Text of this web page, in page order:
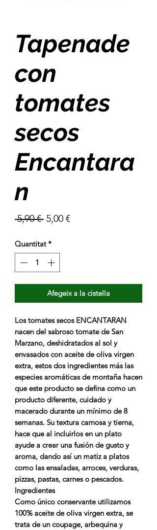
Tapenade
con
tomates
secos
Encantara
n
5,90 € Preu
5,00 €Preu
Quantitat *
Afegeix a la cistella
Los tomates secos ENCANTARAN
nacen del sabroso tomate de San
Marzano, deshidratados al sol y
envasados con aceite de oliva virgen
extra, estos dos ingredientes más las
especies aromáticas de montaña hacen
que este producto se defina como un
producto diferente, cuidado y
macerado durante un mínimo de 8
semanas. Su textura carnosa y tierna,
hace que al incluirlos en un plato
ayude a crear una fusión de gusto y
aroma, dando así un matiz a platos
como las ensaladas, arroces, verduras,
pizzas, pastas, carnes o pescados.
Ingredientes
Como único conservante utilizamos
100% aceite de oliva virgen extra, se
trata de un coupage, arbequina y